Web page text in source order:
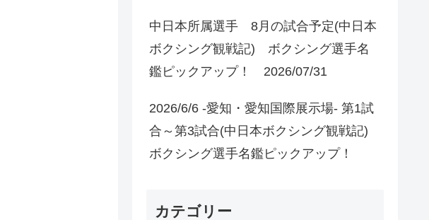
中日本所属選手 8月の試合予定(中日本
ボクシング観戦記) ボクシング選手名
鑑ピックアップ！ 2026/07/31
2026/6/6 -愛知・愛知国際展示場- 第1試
合～第3試合(中日本ボクシング観戦記)
ボクシング選手名鑑ピックアップ！
カテゴリー